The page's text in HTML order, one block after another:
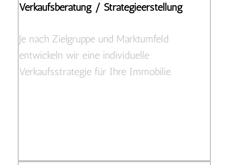
Verkaufsberatung / Strategieerstellung
Je nach Zielgruppe und Marktumfeld
entwickeln wir eine individuelle
Verkaufsstrategie für Ihre Immobilie.